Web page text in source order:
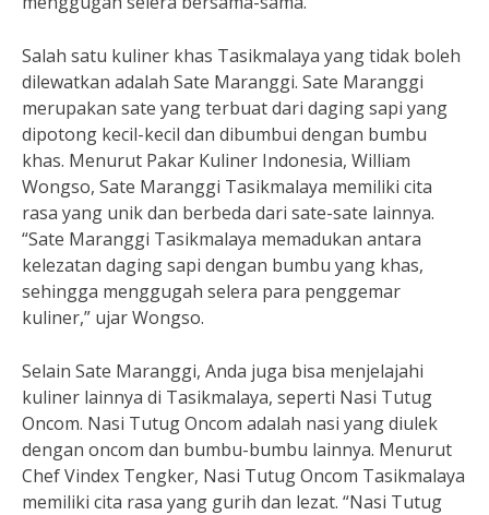
Salah satu kuliner khas Tasikmalaya yang tidak boleh
dilewatkan adalah Sate Maranggi. Sate Maranggi
merupakan sate yang terbuat dari daging sapi yang
dipotong kecil-kecil dan dibumbui dengan bumbu
khas. Menurut Pakar Kuliner Indonesia, William
Wongso, Sate Maranggi Tasikmalaya memiliki cita
rasa yang unik dan berbeda dari sate-sate lainnya.
“Sate Maranggi Tasikmalaya memadukan antara
kelezatan daging sapi dengan bumbu yang khas,
sehingga menggugah selera para penggemar
kuliner,” ujar Wongso.
Selain Sate Maranggi, Anda juga bisa menjelajahi
kuliner lainnya di Tasikmalaya, seperti Nasi Tutug
Oncom. Nasi Tutug Oncom adalah nasi yang diulek
dengan oncom dan bumbu-bumbu lainnya. Menurut
Chef Vindex Tengker, Nasi Tutug Oncom Tasikmalaya
memiliki cita rasa yang gurih dan lezat. “Nasi Tutug